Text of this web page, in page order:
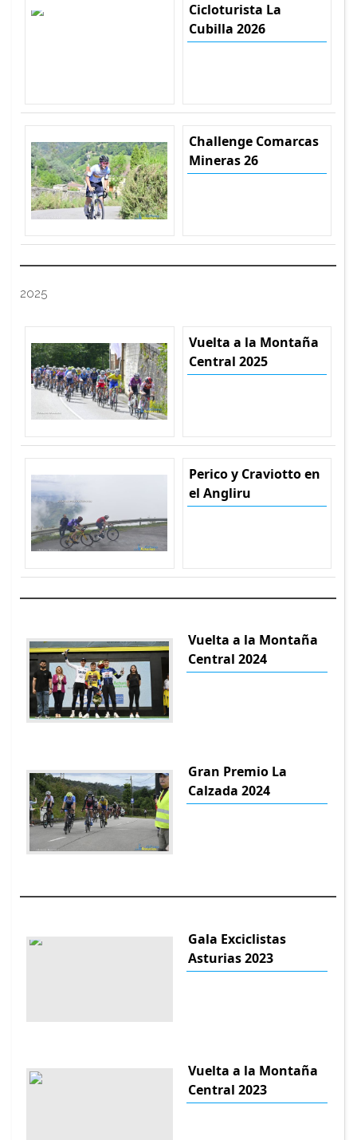
Cicloturista La
Cubilla 2026
Challenge Comarcas
Mineras 26
2025
Vuelta a la Montaña
Central 2025
Perico y Craviotto en
el Angliru
Vuelta a la Montaña
Central 2024
Gran Premio La
Calzada 2024
Gala Exciclistas
Asturias 2023
Vuelta a la Montaña
Central 2023